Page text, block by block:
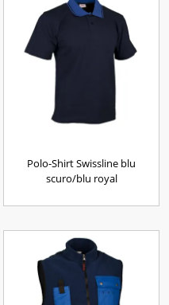
Polo-Shirt Swissline blu
scuro/blu royal